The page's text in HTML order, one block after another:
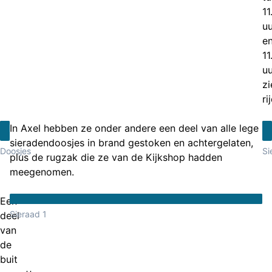
Doosjes
In Axel hebben ze onder andere een deel van alle lege
sieradendoosjes in brand gestoken en achtergelaten,
plus de rugzak die ze van de Kijkshop hadden
meegenomen.
Een
deel
van
de
buit
Sieraad 1